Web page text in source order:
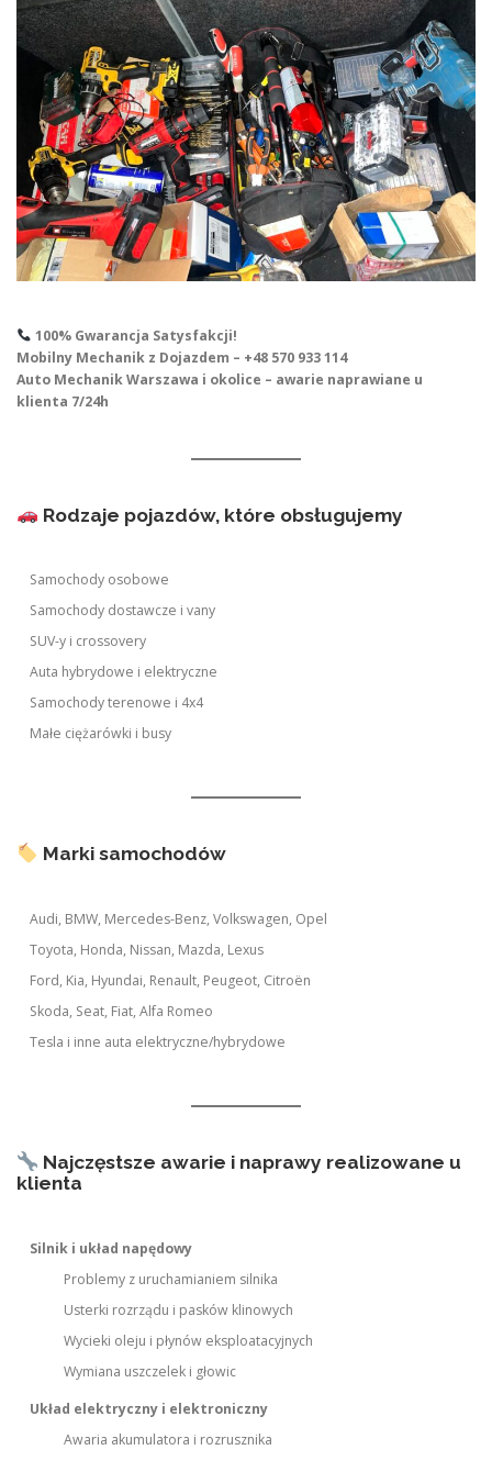
100% Gwarancja Satysfakcji!
Mobilny Mechanik z Dojazdem – +48 570 933 114
Auto Mechanik Warszawa i okolice – awarie naprawiane u
klienta 7/24h
Rodzaje pojazdów, które obsługujemy
Samochody osobowe
Samochody dostawcze i vany
SUV-y i crossovery
Auta hybrydowe i elektryczne
Samochody terenowe i 4x4
Małe ciężarówki i busy
Marki samochodów
Audi, BMW, Mercedes-Benz, Volkswagen, Opel
Toyota, Honda, Nissan, Mazda, Lexus
Ford, Kia, Hyundai, Renault, Peugeot, Citroën
Skoda, Seat, Fiat, Alfa Romeo
Tesla i inne auta elektryczne/hybrydowe
Najczęstsze awarie i naprawy realizowane u
klienta
Silnik i układ napędowy
Problemy z uruchamianiem silnika
Usterki rozrządu i pasków klinowych
Wycieki oleju i płynów eksploatacyjnych
Wymiana uszczelek i głowic
Układ elektryczny i elektroniczny
Awaria akumulatora i rozrusznika